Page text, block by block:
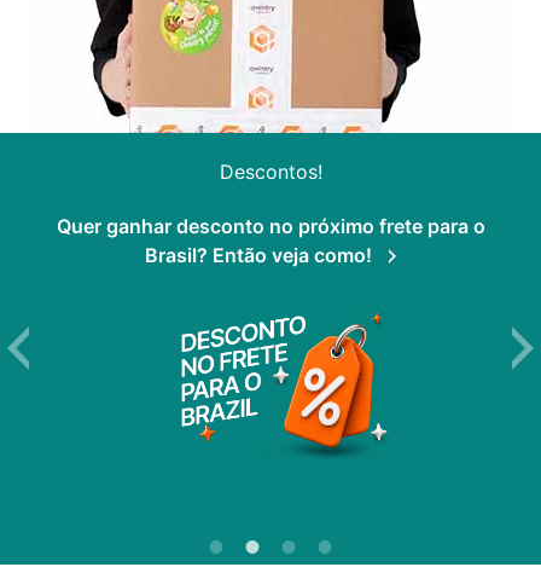
Descontos!
Quer ganhar desconto no próximo frete para o
Brasil? Então veja como!